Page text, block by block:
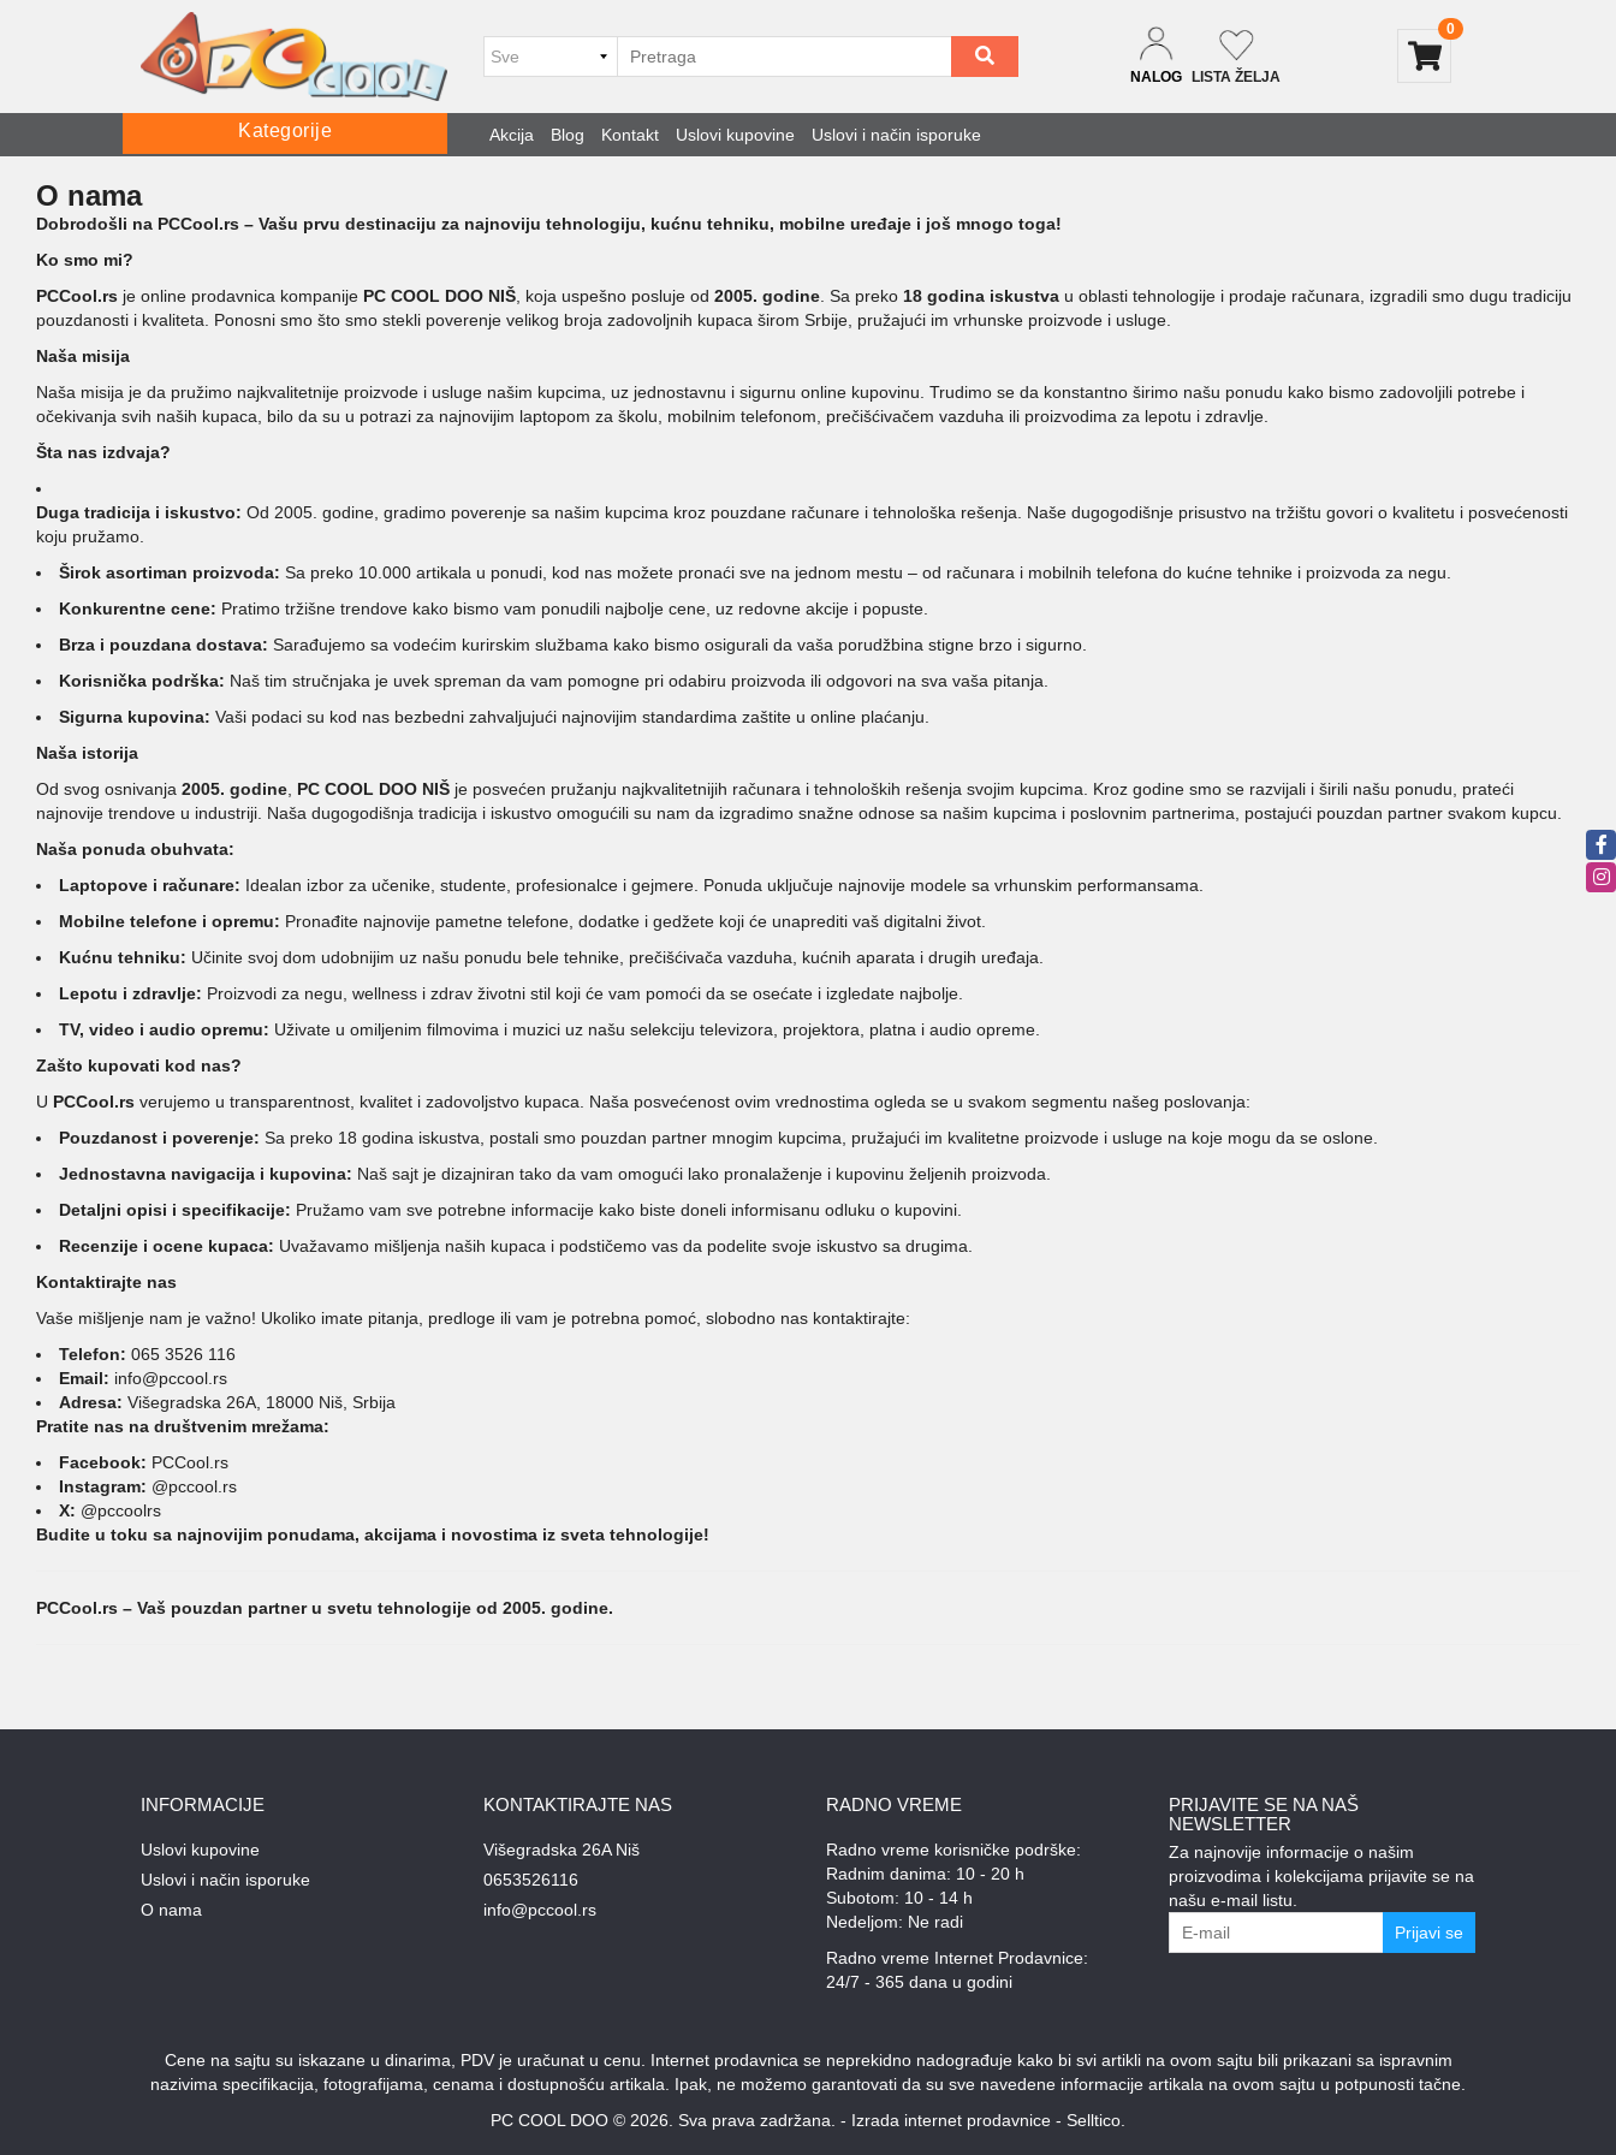
NALOG LISTA ŽELJA
0
Kategorije Akcija Blog Kontakt Uslovi kupovine Uslovi i način isporuke
O nama
Dobrodošli na PCCool.rs – Vašu prvu destinaciju za najnoviju tehnologiju, kućnu tehniku, mobilne uređaje i još mnogo toga!
Ko smo mi?
PCCool.rs je online prodavnica kompanije PC COOL DOO NIŠ , koja uspešno posluje od 2005. godine . Sa preko 18 godina iskustva u oblasti tehnologije i prodaje računara, izgradili smo dugu tradiciju
pouzdanosti i kvaliteta. Ponosni smo što smo stekli poverenje velikog broja zadovoljnih kupaca širom Srbije, pružajući im vrhunske proizvode i usluge.
Naša misija
Naša misija je da pružimo najkvalitetnije proizvode i usluge našim kupcima, uz jednostavnu i sigurnu online kupovinu. Trudimo se da konstantno širimo našu ponudu kako bismo zadovoljili potrebe i
očekivanja svih naših kupaca, bilo da su u potrazi za najnovijim laptopom za školu, mobilnim telefonom, prečišćivačem vazduha ili proizvodima za lepotu i zdravlje.
Šta nas izdvaja?
Duga tradicija i iskustvo: Od 2005. godine, gradimo poverenje sa našim kupcima kroz pouzdane računare i tehnološka rešenja. Naše dugogodišnje prisustvo na tržištu govori o kvalitetu i posvećenosti
koju pružamo.
Širok asortiman proizvoda: Sa preko 10.000 artikala u ponudi, kod nas možete pronaći sve na jednom mestu – od računara i mobilnih telefona do kućne tehnike i proizvoda za negu.
Konkurentne cene: Pratimo tržišne trendove kako bismo vam ponudili najbolje cene, uz redovne akcije i popuste.
Brza i pouzdana dostava: Sarađujemo sa vodećim kurirskim službama kako bismo osigurali da vaša porudžbina stigne brzo i sigurno.
Korisnička podrška: Naš tim stručnjaka je uvek spreman da vam pomogne pri odabiru proizvoda ili odgovori na sva vaša pitanja.
Sigurna kupovina: Vaši podaci su kod nas bezbedni zahvaljujući najnovijim standardima zaštite u online plaćanju.
Naša istorija
Od svog osnivanja 2005. godine PC COOL DOO NIŠ je posvećen pružanju najkvalitetnijih računara i tehnoloških rešenja svojim kupcima. Kroz godine smo se razvijali i širili našu ponudu, prateći
najnovije trendove u industriji. Naša dugogodišnja tradicija i iskustvo omogućili su nam da izgradimo snažne odnose sa našim kupcima i poslovnim partnerima, postajući pouzdan partner svakom kupcu.
Naša ponuda obuhvata:
Laptopove i računare: Idealan izbor za učenike, studente, profesionalce i gejmere. Ponuda uključuje najnovije modele sa vrhunskim performansama.
Mobilne telefone i opremu: Pronađite najnovije pametne telefone, dodatke i gedžete koji će unaprediti vaš digitalni život.
Kućnu tehniku: Učinite svoj dom udobnijim uz našu ponudu bele tehnike, prečišćivača vazduha, kućnih aparata i drugih uređaja.
Lepotu i zdravlje: Proizvodi za negu, wellness i zdrav životni stil koji će vam pomoći da se osećate i izgledate najbolje.
TV, video i audio opremu: Uživate u omiljenim filmovima i muzici uz našu selekciju televizora, projektora, platna i audio opreme.
Zašto kupovati kod nas?
U PCCool.rs verujemo u transparentnost, kvalitet i zadovoljstvo kupaca. Naša posvećenost ovim vrednostima ogleda se u svakom segmentu našeg poslovanja:
Pouzdanost i poverenje: Sa preko 18 godina iskustva, postali smo pouzdan partner mnogim kupcima, pružajući im kvalitetne proizvode i usluge na koje mogu da se oslone.
Jednostavna navigacija i kupovina: Naš sajt je dizajniran tako da vam omogući lako pronalaženje i kupovinu željenih proizvoda.
Detaljni opisi i specifikacije: Pružamo vam sve potrebne informacije kako biste doneli informisanu odluku o kupovini.
Recenzije i ocene kupaca: Uvažavamo mišljenja naših kupaca i podstičemo vas da podelite svoje iskustvo sa drugima.
Kontaktirajte nas
Vaše mišljenje nam je važno! Ukoliko imate pitanja, predloge ili vam je potrebna pomoć, slobodno nas kontaktirajte:
Telefon: 065 3526 116
Email: info@pccool.rs
Adresa: Višegradska 26A, 18000 Niš, Srbija
Pratite nas na društvenim mrežama:
Facebook: PCCool.rs
Instagram: @pccool.rs
X: @pccoolrs
Budite u toku sa najnovijim ponudama, akcijama i novostima iz sveta tehnologije!
PCCool.rs – Vaš pouzdan partner u svetu tehnologije od 2005. godine.
INFORMACIJE
Uslovi kupovine
Uslovi i način isporuke
O nama
KONTAKTIRAJTE NAS
Višegradska 26A Niš
0653526116
info@pccool.rs
RADNO VREME
Radno vreme korisničke podrške:
Radnim danima: 10 - 20 h
Subotom: 10 - 14 h
Nedeljom: Ne radi
Radno vreme Internet Prodavnice:
24/7 - 365 dana u godini
PRIJAVITE SE NA NAŠ
NEWSLETTER
Za najnovije informacije o našim
proizvodima i kolekcijama prijavite se na
našu e-mail listu.
Prijavi se
Cene na sajtu su iskazane u dinarima, PDV je uračunat u cenu. Internet prodavnica se neprekidno nadograđuje kako bi svi artikli na ovom sajtu bili prikazani sa ispravnim
nazivima specifikacija, fotografijama, cenama i dostupnošću artikala. Ipak, ne možemo garantovati da su sve navedene informacije artikala na ovom sajtu u potpunosti tačne.
PC COOL DOO © 2026. Sva prava zadržana. - Izrada internet prodavnice - Selltico.